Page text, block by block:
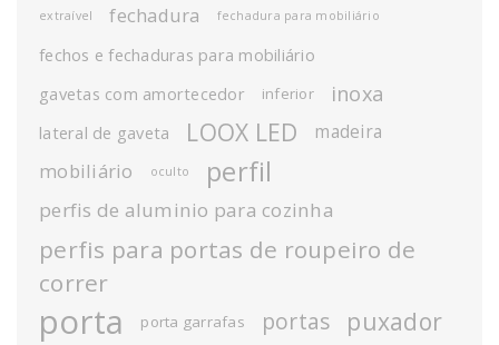
extraível fechadura fechadura para mobiliário
fechos e fechaduras para mobiliário
gavetas com amortecedor
inferior inoxa
lateral de gaveta LOOX LED madeira
mobiliário oculto perfil
perfis de aluminio para cozinha
perfis para portas de roupeiro de
correr
porta porta garrafas portas puxador